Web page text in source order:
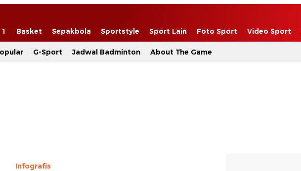
Basket Sepakbola Sportstyle Sport Lain Foto Sport Video Sport
G-Sport Jadwal Badminton About The Game
Infografis